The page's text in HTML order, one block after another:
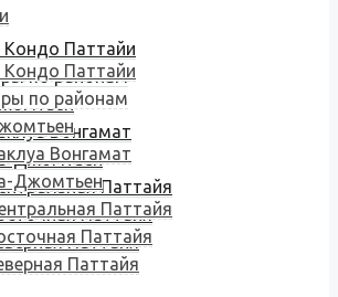
Кондо Паттайи
по районам
Вонгамат
Джомтьен
Паттайя
Паттайя
Паттайя
Кондо Паттайи
по районам
Вонгамат
Джомтьен
Паттайя
Паттайя
Паттайя